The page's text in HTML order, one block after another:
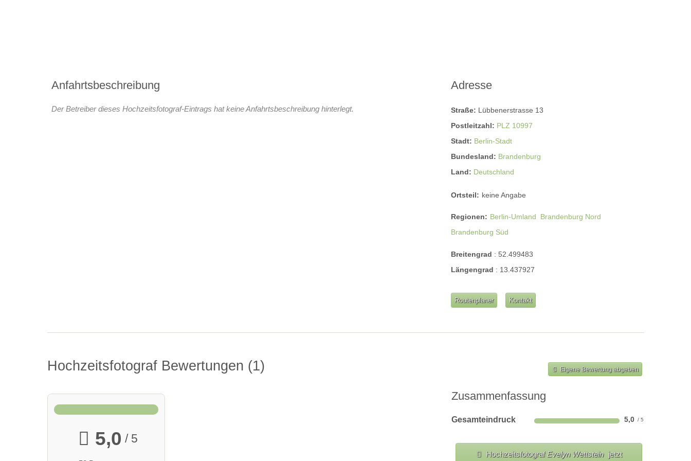
Anfahrtsbeschreibung
Der Betreiber dieses Hochzeitsfotograf-Eintrags hat keine Anfahrtsbeschreibung hinterlegt.
Adresse
Straße: Lübbenerstrasse 13
Postleitzahl: PLZ 10997
Stadt: Berlin-Stadt
Bundesland: Brandenburg
Land: Deutschland
Ortsteil: keine Angabe
Regionen: Berlin-Umland
Brandenburg Nord
Brandenburg Süd
Breitengrad :52.499483
Längengrad : 13.437927
Routenplaner Kontakt
Hochzeitsfotograf Bewertungen 1 Eigene Bewertung abgeben
Zusammenfassung
Gesamteindruck 5,0
HochzeitsfotografEvelyn Wettstein jetzt
5,0 / 5